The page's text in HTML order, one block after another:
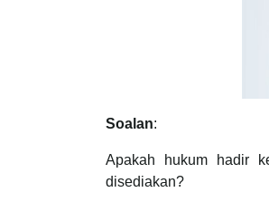
Soalan:
Apakah hukum hadir
disediakan?